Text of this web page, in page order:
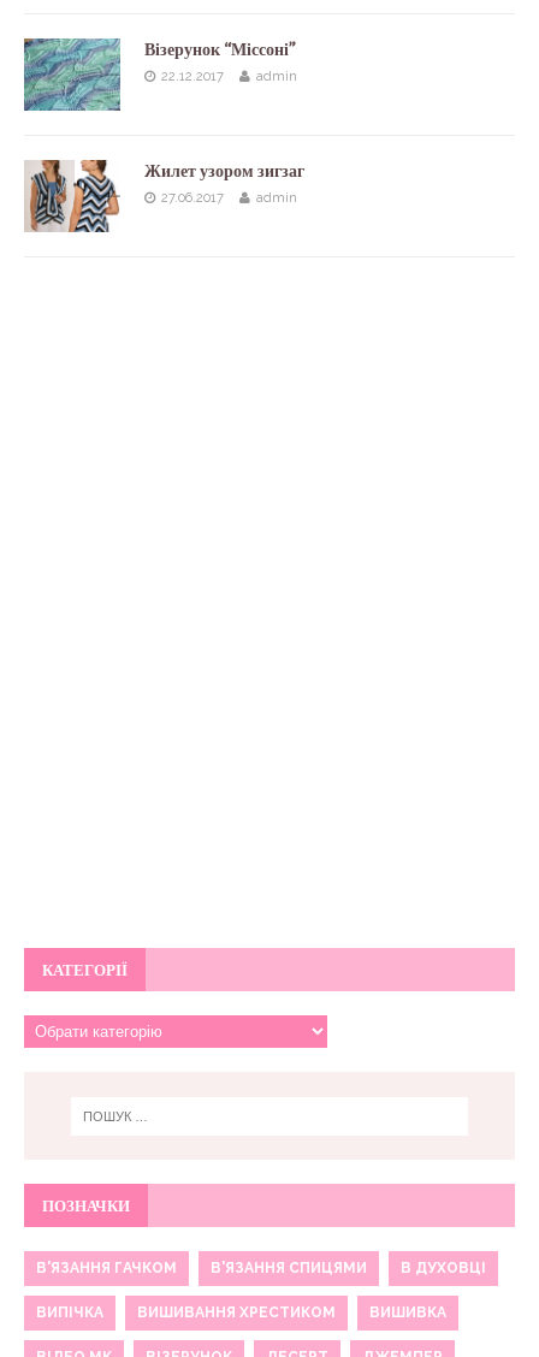
Візерунок “Міссоні”
22.12.2017 admin
Жилет узором зигзаг
27.06.2017 admin
КАТЕГОРІЇ
ПОЗНАЧКИ
В'ЯЗАННЯ ГАЧКОМ В'ЯЗАННЯ СПИЦЯМИ В ДУХОВЦІ
ВИПІЧКА ВИШИВАННЯ ХРЕСТИКОМ ВИШИВКА